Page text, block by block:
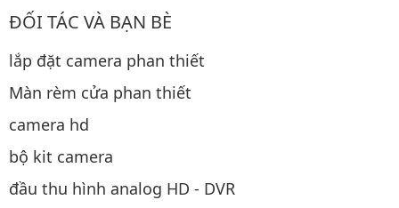
ĐỐI TÁC VÀ BẠN BÈ
lắp đặt camera phan thiết
Màn rèm cửa phan thiết
camera hd
bộ kit camera
đầu thu hình analog HD - DVR